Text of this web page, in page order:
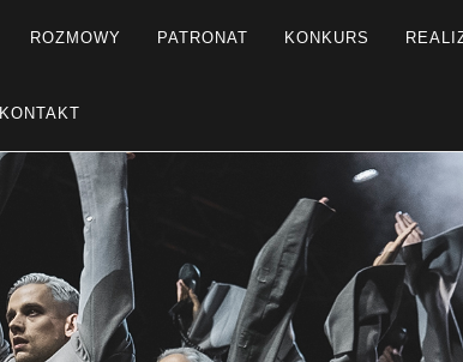
ROZMOWY PATRONAT KONKURS
KONTAKT